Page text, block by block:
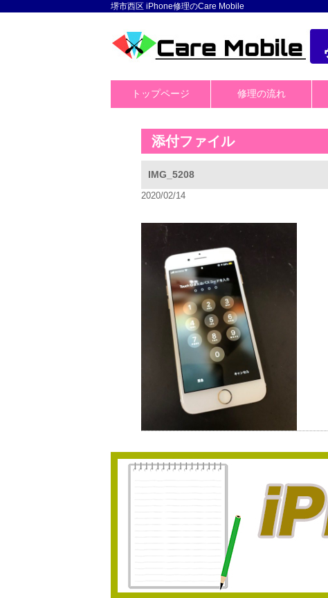
堺市西区 iPhone修理のCare Mobile
トップページ 修理の流れ
添付ファイル
IMG_5208
2020/02/14